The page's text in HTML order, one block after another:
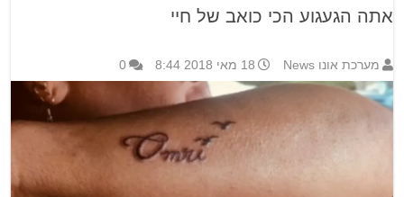
אתה הגעגוע הכי כואב של חיי
מערכת אונו News 18 מאי 2018 8:44 0